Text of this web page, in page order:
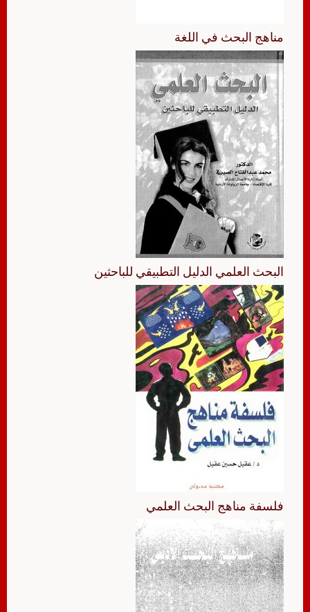
مناهج البحث في اللغة
البحث العلمي الدليل التطبيقي للباحثين
فلسفة مناهج البحث العلمي